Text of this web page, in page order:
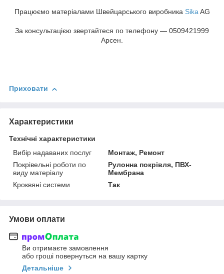
Працюємо матеріалами Швейцарського виробника SikaAG
За консультацією звертайтеся по телефону — 0509421999
Арсен.
Приховати
Характеристики
Технічні характеристики
Вибір надаваних послуг
Монтаж, Ремонт
Покрівельні роботи по
виду матеріалу
Рулонна покрівля, ПВХ-
Мембрана
Кроквяні системи
Так
Умови оплати
Ви отримаєте замовлення
або гроші повернуться на вашу картку
Детальніше